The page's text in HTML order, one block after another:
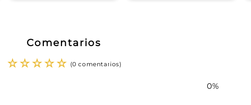
Comentarios
☆☆☆☆☆ (0 comentarios)
0%